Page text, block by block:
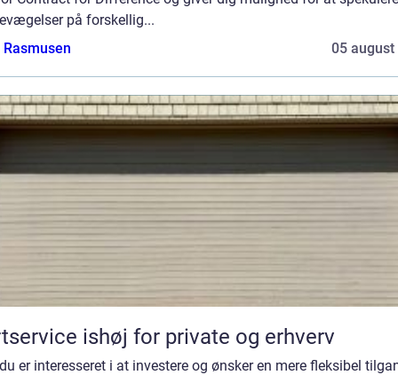
på forskellig...
05 august
ishøj for private og erhverv
er interesseret i at investere og ønsker en mere fleksibel